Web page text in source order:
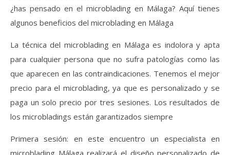
¿has pensado en el microblading en Málaga? Aquí tienes
algunos beneficios del microblading en Málaga
La técnica del microblading en Málaga es indolora y apta
para cualquier persona que no sufra patologías como las
que aparecen en las contraindicaciones. Tenemos el mejor
precio para el microblading, ya que es personalizado y se
paga un solo precio por tres sesiones. Los resultados de
los microbladings están garantizados siempre
Primera sesión: en este encuentro un especialista en
microblading Málaga realizará el diseño personalizado de